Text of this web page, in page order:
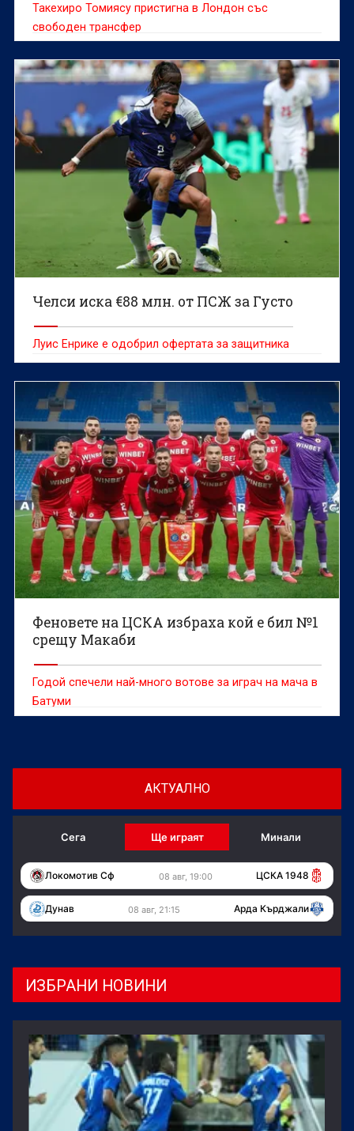
Такехиро Томиясу пристигна в Лондон със
свободен трансфер
Челси иска €88 млн. от ПСЖ за Густо
Луис Енрике е одобрил офертата за защитника
Феновете на ЦСКА избраха кой е бил №1
срещу Макаби
Годой спечели най-много вотове за играч на мача в
Батуми
АКТУАЛНО
Сега Ще играят Минали
Локомотив Сф 08 авг, 19:00 ЦСКА 1948
Дунав 08 авг, 21:15 Арда Кърджали
ИЗБРАНИ НОВИНИ